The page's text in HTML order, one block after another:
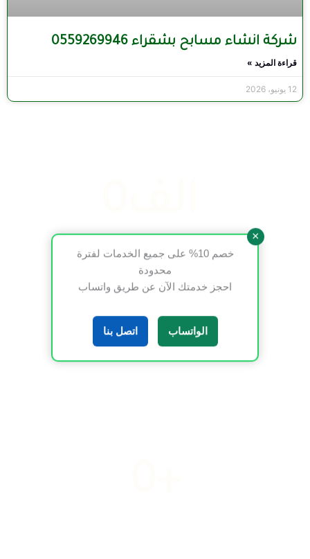
شركة انشاء مسابح بشقراء 0559269946
قراءة المزيد »
12 يونيو، 2026
المشاريع المنجزة
0
×
خصم 10% على جميع الخدمات لفترة
محدودة
احجز خدمتك الآن عن طريق واتساب
الواتساب اتصل بنا